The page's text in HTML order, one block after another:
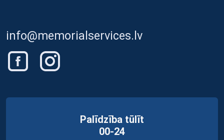
info@memorialservices.lv
Palīdzība tūlīt
00-24